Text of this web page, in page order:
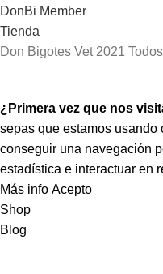
DonBi Member
Tienda
Don Bigotes Vet 2021
¿Primera vez que nos
sepas que estamos usando
conseguir una navegación
estadística e interactuar en
Más info Acepto
Shop
Blog